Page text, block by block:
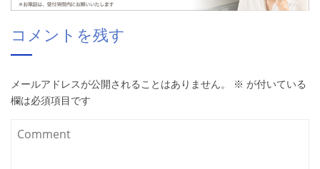
コメントを残す
メールアドレスが公開されることはありません。 ※ が付いている
欄は必須項目です